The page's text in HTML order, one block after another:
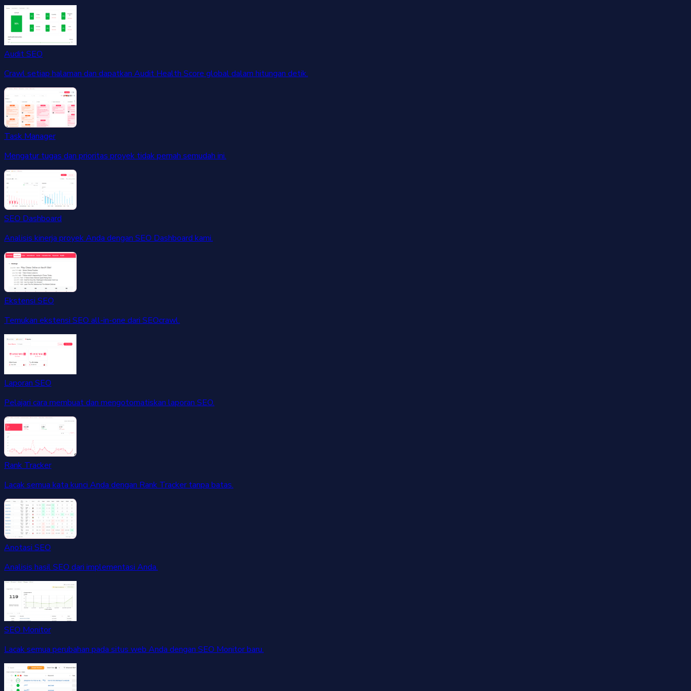
Audit SEO
Crawl setiap halaman dan dapatkan Audit Health Score global dalam hitungan detik.
Task Manager
Mengatur tugas dan prioritas proyek tidak pernah semudah ini.
SEO Dashboard
Analisis kinerja proyek Anda dengan SEO Dashboard kami.
Ekstensi SEO
Temukan ekstensi SEO all-in-one dari SEOcrawl.
Laporan SEO
Pelajari cara membuat dan mengotomatiskan laporan SEO.
Rank Tracker
Lacak semua kata kunci Anda dengan Rank Tracker tanpa batas.
Anotasi SEO
Analisis hasil SEO dari implementasi Anda.
SEO Monitor
Lacak semua perubahan pada situs web Anda dengan SEO Monitor baru.